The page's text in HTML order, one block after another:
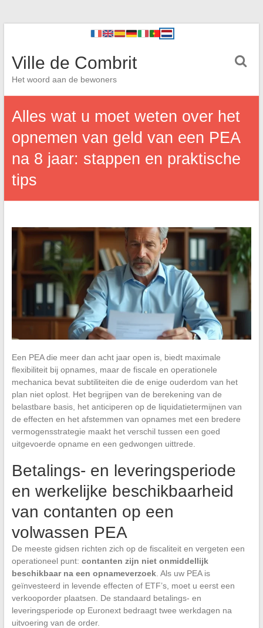
Ville de Combrit
Het woord aan de bewoners
Alles wat u moet weten over het
opnemen van geld van een PEA
na 8 jaar: stappen en praktische
tips
Een PEA die meer dan acht jaar open is, biedt maximale
flexibiliteit bij opnames, maar de fiscale en operationele
mechanica bevat subtiliteiten die de enige ouderdom van het
plan niet oplost. Het begrijpen van de berekening van de
belastbare basis, het anticiperen op de liquidatietermijnen van
de effecten en het afstemmen van opnames met een bredere
vermogensstrategie maakt het verschil tussen een goed
uitgevoerde opname en een gedwongen uittrede.
Betalings- en leveringsperiode
en werkelijke beschikbaarheid
van contanten op een
volwassen PEA
De meeste gidsen richten zich op de fiscaliteit en vergeten een
operationeel punt: contanten zijn niet onmiddellijk
beschikbaar na een opnameverzoek. Als uw PEA is
geïnvesteerd in levende effecten of ETF’s, moet u eerst een
verkooporder plaatsen. De standaard betalings- en
leveringsperiode op Euronext bedraagt twee werkdagen na
uitvoering van de order.